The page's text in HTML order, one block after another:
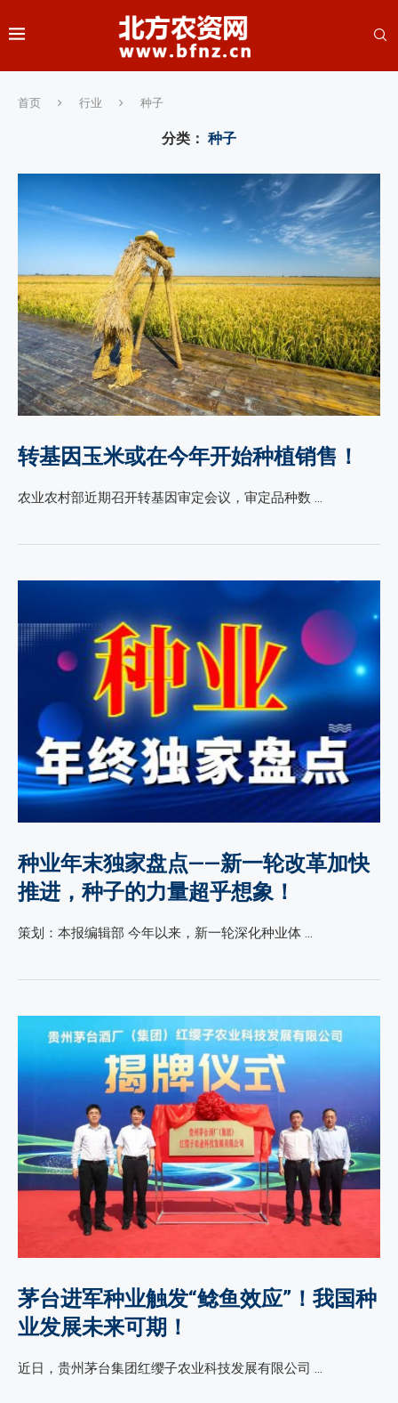
首页 行业 种子
分类： 种子
转基因玉米或在今年开始种植销售！
农业农村部近期召开转基因审定会议，审定品种数 …
种业年末独家盘点——新一轮改革加快
推进，种子的力量超乎想象！
策划：本报编辑部 今年以来，新一轮深化种业体 …
茅台进军种业触发“鲶鱼效应”！我国种
业发展未来可期！
近日，贵州茅台集团红缨子农业科技发展有限公司 …